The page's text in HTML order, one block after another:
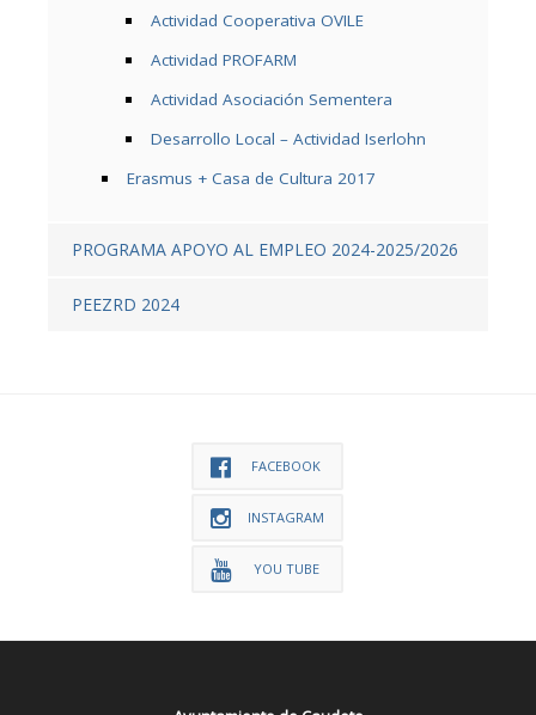
Actividad Cooperativa OVILE
Actividad PROFARM
Actividad Asociación Sementera
Desarrollo Local – Actividad Iserlohn
Erasmus + Casa de Cultura 2017
PROGRAMA APOYO AL EMPLEO 2024-2025/2026
PEEZRD 2024
FACEBOOK
INSTAGRAM
YOU TUBE